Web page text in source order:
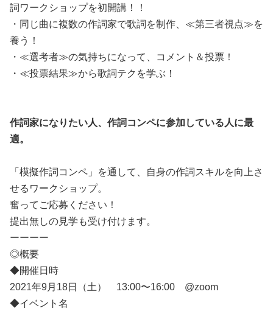
詞ワーク ショップを初開講！！
・同じ曲に複数の作詞家で歌詞を制作、≪第三者視点≫を
養う！
・≪選考者≫の気持ちになって、コメント＆投票！
・≪投票結果≫から歌詞テクを学ぶ！
作詞家になりたい人、作詞コンペに参加している人に最
適。
「模擬作詞コンペ」を通して、自身の作詞スキルを向上さ
せるワークショップ。
奮ってご応募ください！
提出無しの見学も受け付けます。
ーーーー
◎概要
◆開催日時
2021年9月18日（土） 13:00〜16:00 @zoom
◆イベント名